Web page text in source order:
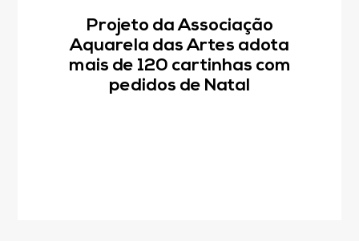
Projeto da Associação
Aquarela das Artes adota
mais de 120 cartinhas com
pedidos de Natal